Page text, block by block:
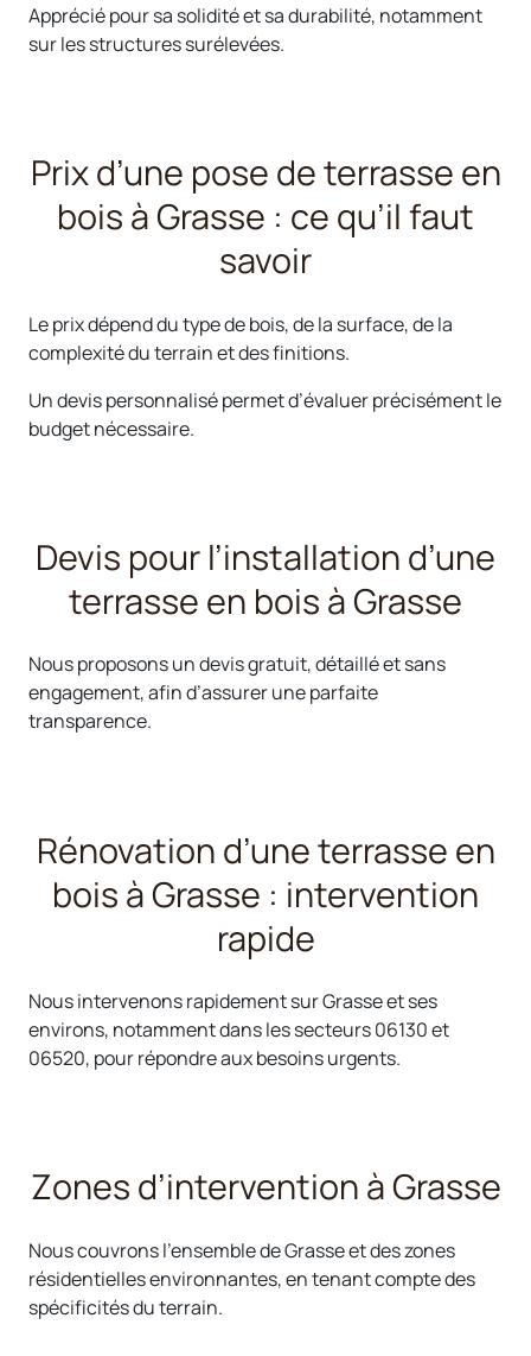
Apprécié pour sa solidité et sa durabilité, notamment
sur les structures surélevées.
Prix d’une pose de terrasse en
bois à Grasse : ce qu’il faut
savoir
Le prix dépend du type de bois, de la surface, de la
complexité du terrain et des finitions.
Un devis personnalisé permet d’évaluer précisément le
budget nécessaire.
Devis pour l’installation d’une
terrasse en bois à Grasse
Nous proposons un devis gratuit, détaillé et sans
engagement, afin d’assurer une parfaite
transparence.
Rénovation d’une terrasse en
bois à Grasse : intervention
rapide
Nous intervenons rapidement sur Grasse et ses
environs, notamment dans les secteurs 06130 et
06520, pour répondre aux besoins urgents.
Zones d’intervention à Grasse
Nous couvrons l’ensemble de Grasse et des zones
résidentielles environnantes, en tenant compte des
spécificités du terrain.